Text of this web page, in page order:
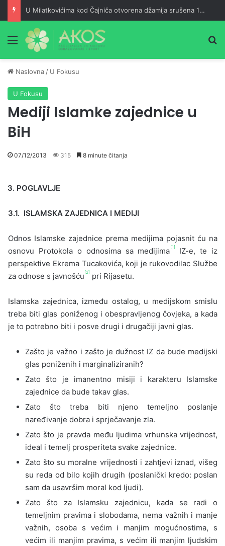
U Milatkovićima kod Čajniča otvorena džamija srušena 1943. godine
Meni
Naslovna / U Fokusu
U Fokusu
Mediji Islamke zajednice u
BiH
07/12/2013 315 8 minute čitanja
3. POGLAVLJE
3.1. ISLAMSKA ZAJEDNICA I MEDIJI
Odnos Islamske zajednice prema medijima pojasnit ću na
osnovu Protokola o odnosima sa medijima [1]
IZ-e, te iz
perspektive Ekrema Tucakovića, koji je rukovodilac Službe
za odnose s javnošću [2] pri Rijasetu.
Islamska zajednica, između ostalog, u medijskom smislu
treba biti glas poniženog i obespravljenog čovjeka, a kada
je to potrebno biti i posve drugi i drugačiji javni glas.
Zašto je važno i zašto je dužnost IZ da bude medijski
glas poniženih i marginaliziranih?
Zato što je imanentno misiji i karakteru Islamske
zajednice da bude takav glas.
Zato što treba biti njeno temeljno poslanje
naređivanje dobra i sprječavanje zla.
Zato što je pravda među ljudima vrhunska vrijednost,
ideal i temelj prosperiteta svake zajednice.
Zato što su moralne vrijednosti i zahtjevi iznad, višeg
su reda od bilo kojih drugih (poslanički kredo: poslan
sam da usavršim moral kod ljudi).
Zato što za Islamsku zajednicu, kada se radi o
temeljnim pravima i slobodama, nema važnih i manje
važnih, osoba s većim i manjim mogućnostima, s
većim ili manjim pravima, s većim ili manjim ljudskim